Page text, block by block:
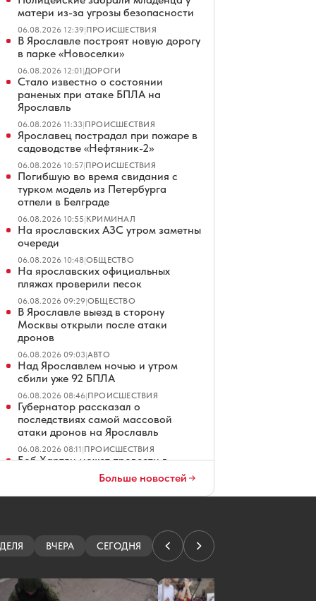
матери из-за угрозы безопасности
06.08.2026 12:39|ПРОИСШЕСТВИЯ
В Ярославле построят новую дорогу
в парке «Новоселки»
06.08.2026 12:01|ДОРОГИ
Стало известно о состоянии
раненых при атаке БПЛА на
Ярославль
06.08.2026 11:33|ПРОИСШЕСТВИЯ
Ярославец пострадал при пожаре в
садоводстве «Нефтяник-2»
06.08.2026 10:57|ПРОИСШЕСТВИЯ
Погибшую во время свидания с
турком модель из Петербурга
отпели в Белграде
06.08.2026 10:55|КРИМИНАЛ
На ярославских АЗС утром заметны
очереди
06.08.2026 10:48|ОБЩЕСТВО
На ярославских официальных
пляжах проверили песок
06.08.2026 09:29|ОБЩЕСТВО
В Ярославле выезд в сторону
Москвы открыли после атаки
дронов
06.08.2026 09:03|АВТО
Над Ярославлем ночью и утром
сбили уже 92 БПЛА
06.08.2026 08:46|ПРОИСШЕСТВИЯ
Губернатор рассказал о
последствиях самой массовой
атаки дронов на Ярославль
06.08.2026 08:11|ПРОИСШЕСТВИЯ
Боб Хартли может провести в
Ярославле целый месяц
Уклонист получил 12 лет за
06.08.2026 07:01 КРИМИНАЛ
В Ярославле из-за атаки БПЛА
автобусов
06.08.2026 06:26 ПРОИСШЕСТВИЯ
Больше новостей
ВЧЕРА СЕГОДНЯ